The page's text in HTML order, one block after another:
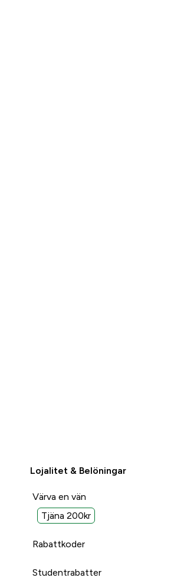
Lojalitet & Belöningar
Värva en vän
Tjäna 200kr
Rabattkoder
Studentrabatter